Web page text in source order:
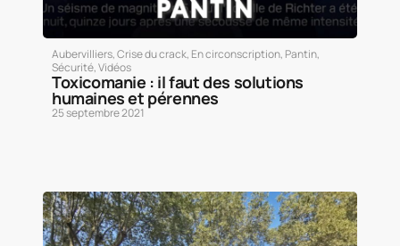
Aubervilliers,Crise du crack, En circonscription, Pantin,
Sécurité,Vidéos
Toxicomanie : il faut des solutions
humaines et pérennes
25 septembre 2021